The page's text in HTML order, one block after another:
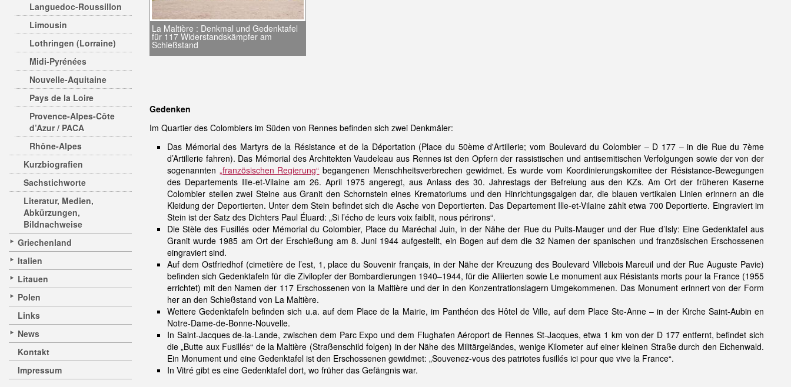
Languedoc-Roussillon
Limousin
Lothringen (Lorraine)
Midi-Pyrénées
Nouvelle-Aquitaine
Pays de la Loire
Provence-Alpes-Côte
d’Azur / PACA
Rhône-Alpes
Kurzbiografien
Sachstichworte
Literatur, Medien,
Abkürzungen,
Bildnachweise
Griechenland
Italien
Litauen
Polen
Links
News
Kontakt
Impressum
La Maltière : Denkmal und Gedenktafel
für 117 Widerstandskämpfer am
Schießstand
Gedenken
Im Quartier des Colombiers im Süden von Rennes befinden sich zwei Denkmäler:
Das Mémorial des Martyrs de la Résistance et de la Déportation (Place du 50ème d'Artillerie; vom Boulevard du Colombier – D 177 – in die Rue du 7ème
d’Artillerie fahren). Das Mémorial des Architekten Vaudeleau aus Rennes ist den Opfern der rassistischen und antisemitischen Verfolgungen sowie der von der
sogenannten „französischen Regierung“ begangenen Menschheitsverbrechen gewidmet. Es wurde vom Koordinierungskomitee der Résistance-Bewegungen
des Departements Ille-et-Vilaine am 26. April 1975 angeregt, aus Anlass des 30. Jahrestags der Befreiung aus den KZs. Am Ort der früheren Kaserne
Colombier stellen zwei Steine aus Granit den Schornstein eines Krematoriums und den Hinrichtungsgalgen dar, die blauen vertikalen Linien erinnern an die
Kleidung der Deportierten. Unter dem Stein befindet sich die Asche von Deportierten. Das Departement Ille-et-Vilaine zählt etwa 700 Deportierte. Eingraviert im
Stein ist der Satz des Dichters Paul Éluard: „Si l’écho de leurs voix faiblit, nous périrons“.
Die Stèle des Fusillés oder Mémorial du Colombier, Place du Maréchal Juin, in der Nähe der Rue du Puits-Mauger und der Rue d’Isly: Eine Gedenktafel aus
Granit wurde 1985 am Ort der Erschießung am 8. Juni 1944 aufgestellt, ein Bogen auf dem die 32 Namen der spanischen und französischen Erschossenen
eingraviert sind.
Auf dem Ostfriedhof (cimetière de l’est, 1, place du Souvenir français, in der Nähe der Kreuzung des Boulevard Villebois Mareuil und der Rue Auguste Pavie)
befinden sich Gedenktafeln für die Zivilopfer der Bombardierungen 1940–1944, für die Alliierten sowie Le monument aux Résistants morts pour la France (1955
errichtet) mit den Namen der 117 Erschossenen von la Maltière und der in den Konzentrationslagern Umgekommenen. Das Monument erinnert von der Form
her an den Schießstand von La Maltière.
Weitere Gedenktafeln befinden sich u.a. auf dem Place de la Mairie, im Panthéon des Hôtel de Ville, auf dem Place Ste-Anne – in der Kirche Saint-Aubin en
Notre-Dame-de-Bonne-Nouvelle.
In Saint-Jacques de-la-Lande, zwischen dem Parc Expo und dem Flughafen Aéroport de Rennes St-Jacques, etwa 1 km von der D 177 entfernt, befindet sich
die „Butte aux Fusillés“ de la Maltière (Straßenschild folgen) in der Nähe des Militärgeländes, wenige Kilometer auf einer kleinen Straße durch den Eichenwald.
Ein Monument und eine Gedenktafel ist den Erschossenen gewidmet: „Souvenez-vous des patriotes fusillés ici pour que vive la France“.
In Vitré gibt es eine Gedenktafel dort, wo früher das Gefängnis war.